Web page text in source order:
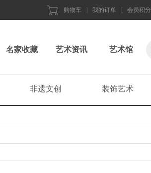
购物车 我的订单 会员积分
名家收藏 艺术资讯 艺术馆
非遗文创 装饰艺术